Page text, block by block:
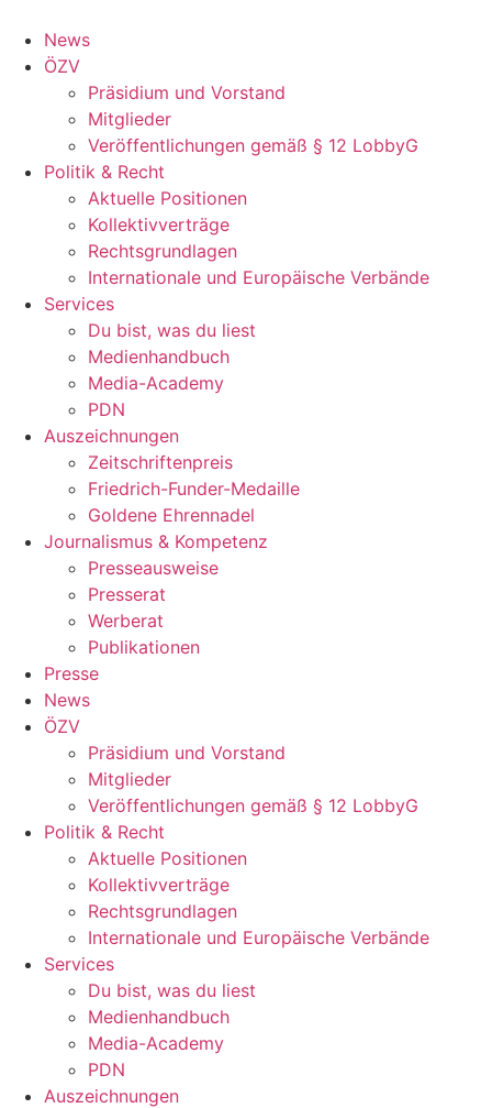
Inhalt
wechseln
News
ÖZV
Präsidium und Vorstand
Mitglieder
Veröffentlichungen gemäß § 12 LobbyG
Politik & Recht
Aktuelle Positionen
Kollektivverträge
Rechtsgrundlagen
Internationale und Europäische Verbände
Services
Du bist, was du liest
Medienhandbuch
Media-Academy
PDN
Auszeichnungen
Zeitschriftenpreis
Friedrich-Funder-Medaille
Goldene Ehrennadel
Journalismus & Kompetenz
Presseausweise
Presserat
Werberat
Publikationen
Presse
News
ÖZV
Präsidium und Vorstand
Mitglieder
Veröffentlichungen gemäß § 12 LobbyG
Politik & Recht
Aktuelle Positionen
Kollektivverträge
Rechtsgrundlagen
Internationale und Europäische Verbände
Services
Du bist, was du liest
Medienhandbuch
Media-Academy
PDN
Auszeichnungen